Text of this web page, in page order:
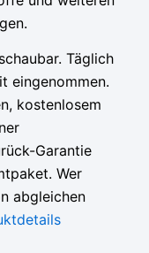
Täglich
eingenommen.
kostenlosem
Garantie
Wer
abgleichen